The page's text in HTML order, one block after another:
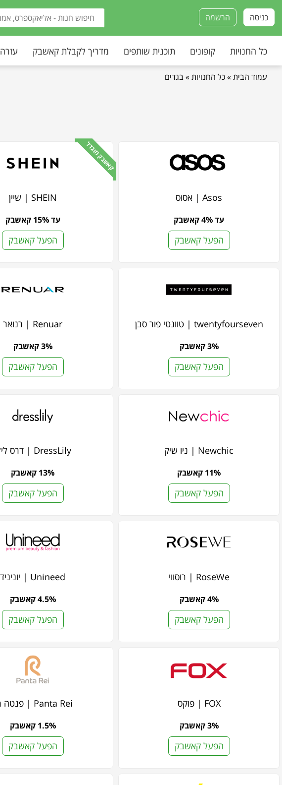
הרשמה כניסה
כל החנויות קופונים תוכנית שותפים מדריך לקבלת קאשבק עזרה
עמוד הבית»כל החנויות»בגדים
Asos | אסוס
עד 4% קאשבק
הפעל קאשבק
קאשבק מוגדל
SHEIN | שיין
עד 15% קאשבק
הפעל קאשבק
twentyfourseven | טוונטי פור סבן
3% קאשבק
הפעל קאשבק
Renuar | רנואר
3% קאשבק
הפעל קאשבק
Newchic | ניו שיק
11% קאשבק
הפעל קאשבק
DressLily | דרס לילי
13% קאשבק
הפעל קאשבק
RoseWe | רוסווי
4% קאשבק
הפעל קאשבק
Unineed | יוניניד
4.5% קאשבק
הפעל קאשבק
FOX | פוקס
3% קאשבק
הפעל קאשבק
Panta Rei | פנטה ריי
1.5% קאשבק
הפעל קאשבק